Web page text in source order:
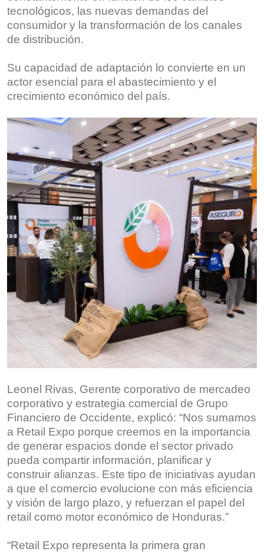
tecnológicos, las nuevas demandas del
consumidor y la transformación de los canales
de distribución.
Su capacidad de adaptación lo convierte en un
actor esencial para el abastecimiento y el
crecimiento económico del país.
Leonel Rivas, Gerente corporativo de mercadeo
corporativo y estrategia comercial de Grupo
Financiero de Occidente, explicó: “Nos sumamos
a Retail Expo porque creemos en la importancia
de generar espacios donde el sector privado
pueda compartir información, planificar y
construir alianzas. Este tipo de iniciativas ayudan
a que el comercio evolucione con más eficiencia
y visión de largo plazo, y refuerzan el papel del
retail como motor económico de Honduras.”
“Retail Expo representa la primera gran